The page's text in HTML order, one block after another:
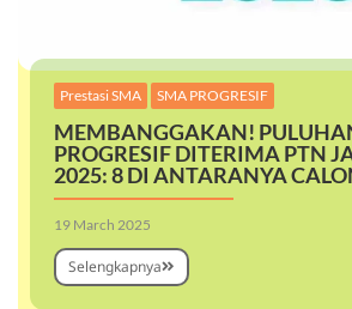
Prestasi SMA SMA PROGRESIF
MEMBANGGAKAN!
PROGRESIF DITERIMA PTN
2025: 8 DI ANTARANYA
19 March 2025
Selengkapnya